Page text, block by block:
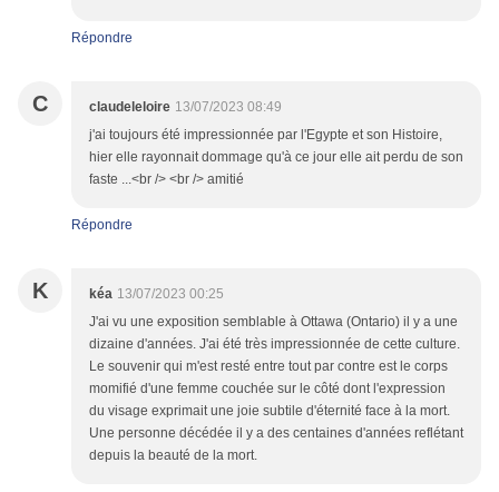
Répondre
C claudeleloire 13/07/2023 08:49
j'ai toujours été impressionnée par l'Egypte et son Histoire,
hier elle rayonnait dommage qu'à ce jour elle ait perdu de son
faste ...<br /> <br /> amitié
Répondre
K kéa 13/07/2023 00:25
J'ai vu une exposition semblable à Ottawa (Ontario) il y a une
dizaine d'années. J'ai été très impressionnée de cette culture.
Le souvenir qui m'est resté entre tout par contre est le corps
momifié d'une femme couchée sur le côté dont l'expression
du visage exprimait une joie subtile d'éternité face à la mort.
Une personne décédée il y a des centaines d'années reflétant
depuis la beauté de la mort.